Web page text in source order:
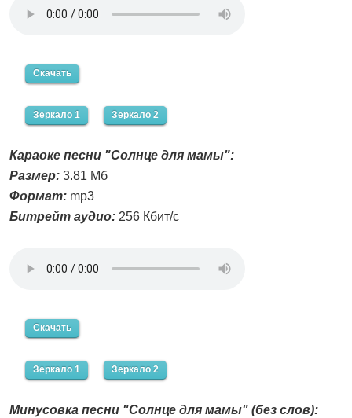
Скачать
Зеркало 1 Зеркало 2
Караоке песни "Солнце для мамы":
Размер: 3.81 Мб
Формат: mp3
Битрейт аудио: 256 Кбит/с
Скачать
Зеркало 1 Зеркало 2
Минусовка песни "Солнце для мамы" (без слов):